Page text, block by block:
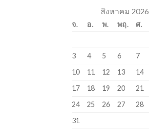
สิงหาคม 2026
จ. อ. พ. พฤ. ศ.
3
4 5 6 7
10
11 12 13 14
17
18 19 20 21
24
25 26 27 28
31